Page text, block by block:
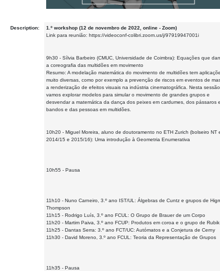
Description:
1.º workshop (12 de novembro de 2022, online - Zoom)
Link para reunião: https://videoconf-colibri.zoom.us/j/97919947001i
9h30 - Sílvia Barbeiro (CMUC, Universidade de Coimbra): Equações que
a coreografia das multidões em movimento
Resumo: A modelação matemática do movimento de multidões tem
muito diversas, como por exemplo a prevenção de riscos em eventos de
a renderização de efeitos visuais na indústria cinematográfica. Nesta
vamos explorar modelos para simular o movimento de grandes grupos e
desvendar a matemática da dança dos peixes em cardumes, dos pássaros
bandos e das pessoas em multidões.
10h20 - Miguel Moreira, aluno de doutoramento no ETH Zurich (bolseiro NT
2014/15 e 2015/16): Uma introdução à Geometria Enumerativa
10h55 - Pausa
11h10 - Nuno Carneiro, 3.º ano IST/UL: Álgebras de Cuntz e grupos de
Thompson
11h15 - Rodrigo Luís, 3.º ano FCUL: O Grupo de Brauer de um Corpo
11h20 - Martim Paiva, 3.º ano FCUP: Produtos em coroa e o grupo de Rubik
11h25 - Dantas Serra: 3.º ano FCT/UC: Autómatos e a Conjetura de Cerny
11h30 - David Moreno, 3.º ano FCUL: Teoria da Representação de Grupos
11h35 - Pausa